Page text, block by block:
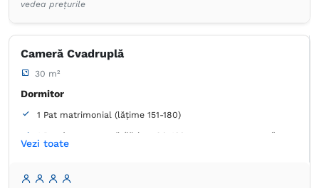
Garderobă
Canale prin cablu
Prosoape
Articole de toaletă gratuite
Hârtie igienică Oglindă
vedea prețurile
Cameră Cvadruplă
30 m²
Dormitor
1 Pat matrimonial (lățime 151-180)
1 Pat de o persoană (lățime 90-130 cm, nu se poate uni)
Baie
Vezi toate